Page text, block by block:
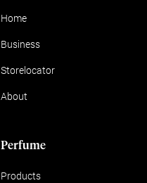
Home
Business
Storelocator
About
Perfume
Products